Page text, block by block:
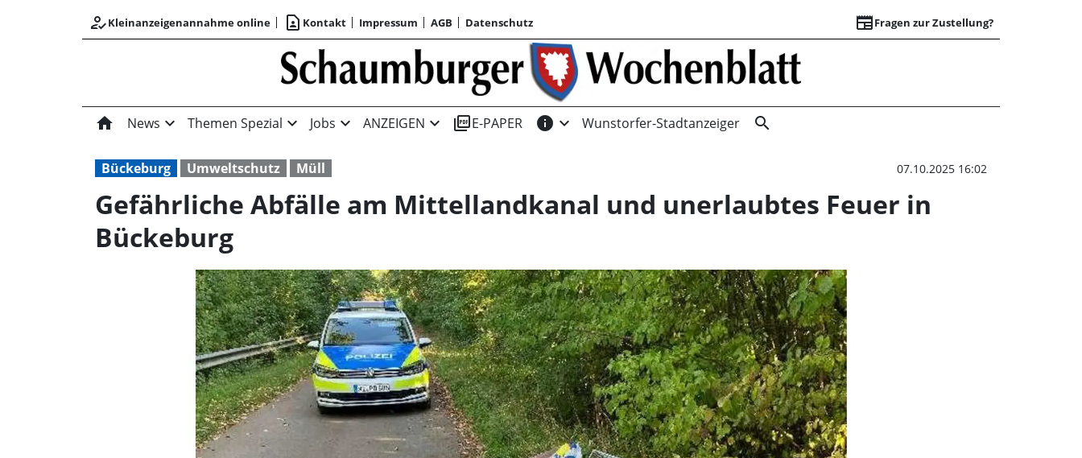
how_to_regKleinanzeigenannahme online contact_page Kontakt Impressum AGB Datenschutz newspaperFragen zur Zustellung?
Gefährliche
home News expand_more Themen Spezial expand_more Jobs expand_more ANZEIGEN expand_more picture_as_pdfE-PAPER info expand_more Wunstorfer-Stadtanzeiger search
Bückeburg Umweltschutz Müll 07.10.2025 16:02
Gefährliche Abfälle am Mittellandkanal und unerlaubtes Feuer in
Bückeburg